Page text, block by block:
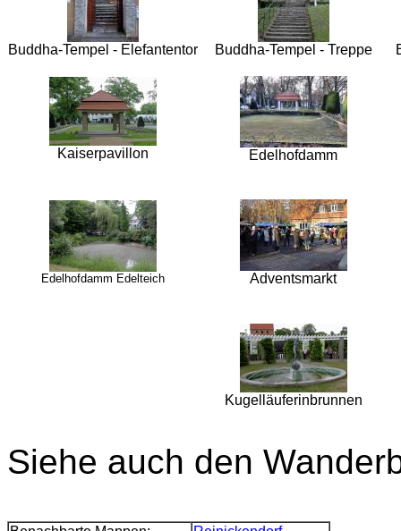
Buddha-Tempel - Elefantentor Buddha-Tempel - Treppe
Kaiserpavillon Edelhofdamm
Edelhofdamm Edelteich Adventsmarkt
Kugelläuferinbrunnen
Siehe auch den